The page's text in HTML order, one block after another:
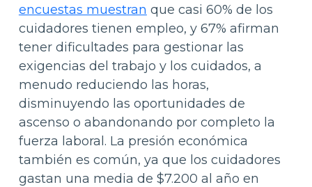
encuestas muestran que casi 60% de los
cuidadores tienen empleo, y 67% afirman
tener dificultades para gestionar las
exigencias del trabajo y los cuidados, a
menudo reduciendo las horas,
disminuyendo las oportunidades de
ascenso o abandonando por completo la
fuerza laboral. La presión económica
también es común, ya que los cuidadores
gastan una media de $7.200 al año en